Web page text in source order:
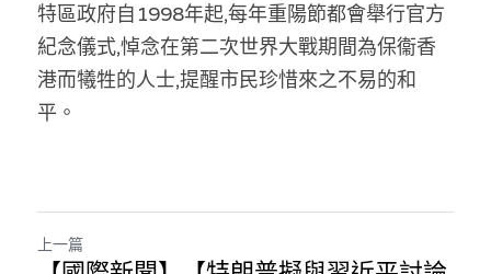
陳貴春大律師專欄
陳子遷律師專欄
特區政府自1998年起,每年重陽節都會舉行官方
紀念儀式,悼念在第二次世界大戰期間為保衞香
港而犧牲的人士,提醒市民珍惜來之不易的和
平。
上一篇